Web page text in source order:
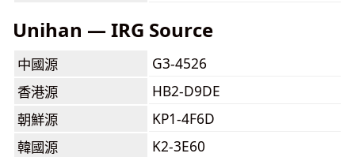
Unihan — IRG Source
中國源
G3-4526
香港源
HB2-D9DE
朝鮮源
KP1-4F6D
韓國源
K2-3E60